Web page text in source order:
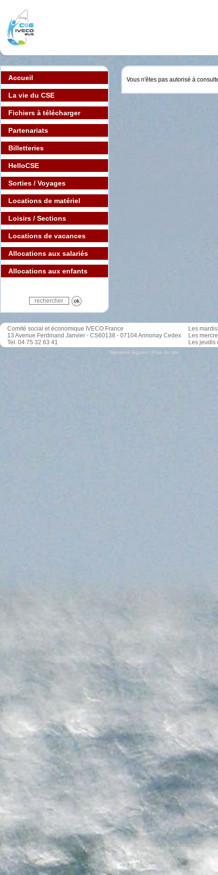
Accueil
La vie du CSE
Fichiers à télécharger
Partenariats
Billetteries
HelloCSE
Sorties / Voyages
Locations de matériel
Loisirs / Sections
Locations de vacances
Allocations aux salariés
Allocations aux enfants
Vous n'êtes pas autorisé à
Comité social et économique IVECO France
13 Avenue Ferdinand Janvier - CS60138 - 07104 Annonay Cedex
Tel. 04 75 32 63 41
Les
Les
Les jeudis
Mentions légales | Plan du site